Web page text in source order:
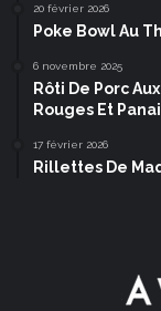
20 février 2026
Poke Bowl Au
6 novembre 2025
Rôti De Porc
Rouges Et
17 février 2026
Rillettes De